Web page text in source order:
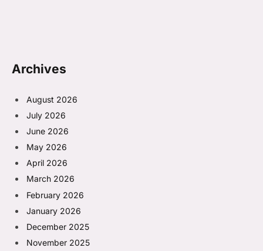
Archives
August 2026
July 2026
June 2026
May 2026
April 2026
March 2026
February 2026
January 2026
December 2025
November 2025